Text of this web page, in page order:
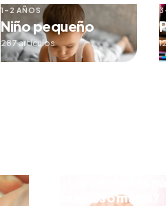
1–2 AÑOS
Niño pequeño
287 artículos
¿Los chupones
buenos o malos?